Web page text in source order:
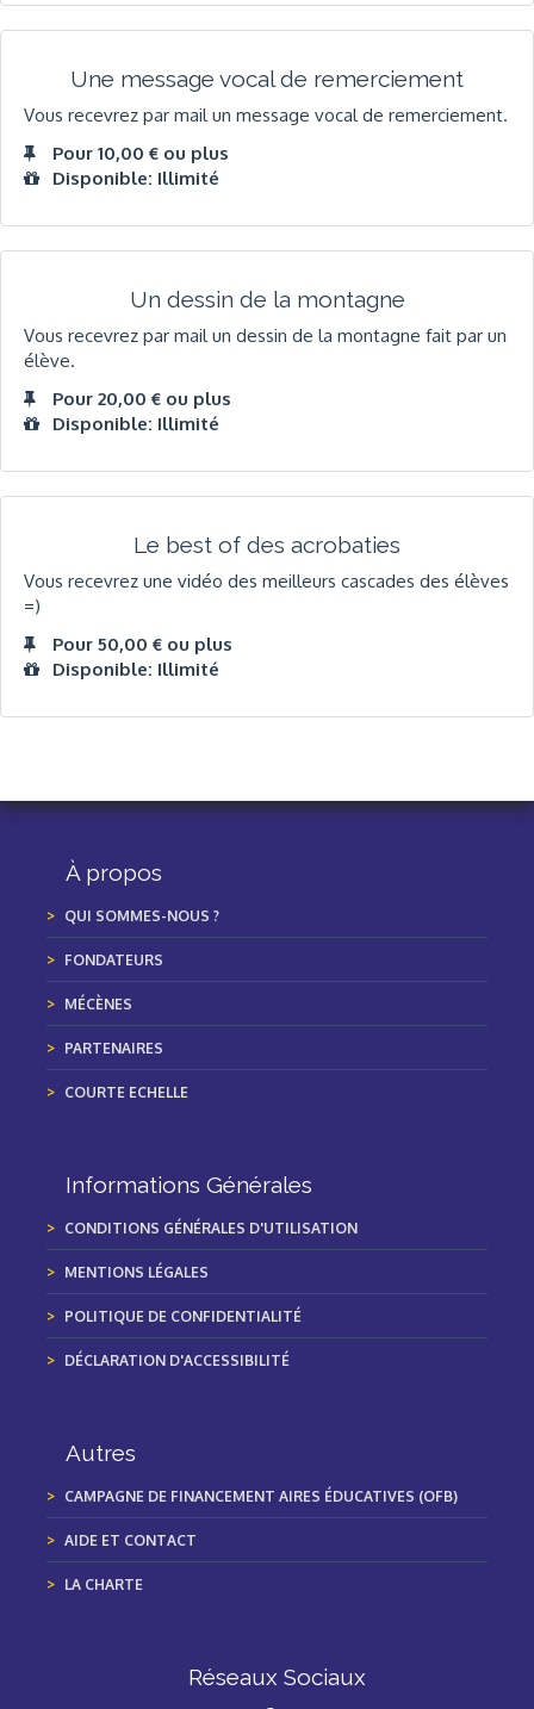
Une message vocal de remerciement
Vous recevrez par mail un message vocal de remerciement.
Pour 10,00 € ou plus
Disponible: Illimité
Un dessin de la montagne
Vous recevrez par mail un dessin de la montagne fait par un
élève.
Pour 20,00 € ou plus
Disponible: Illimité
Le best of des acrobaties
Vous recevrez une vidéo des meilleurs cascades des élèves
=)
Pour 50,00 € ou plus
Disponible: Illimité
À propos
QUI SOMMES-NOUS ?
FONDATEURS
MÉCÈNES
PARTENAIRES
COURTE ECHELLE
Informations Générales
CONDITIONS GÉNÉRALES D'UTILISATION
MENTIONS LÉGALES
POLITIQUE DE CONFIDENTIALITÉ
DÉCLARATION D'ACCESSIBILITÉ
Autres
CAMPAGNE DE FINANCEMENT AIRES ÉDUCATIVES (OFB)
AIDE ET CONTACT
LA CHARTE
Réseaux Sociaux